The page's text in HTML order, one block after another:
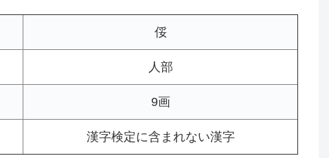
俀
人部
9画
漢字検定に含まれない漢字